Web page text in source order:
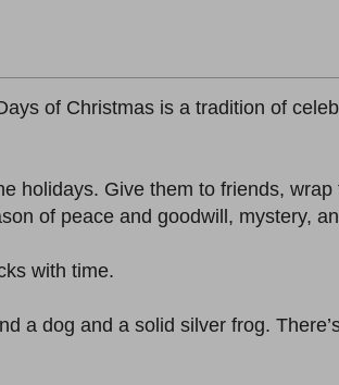
of Christmas is a tradition of
holidays. Give them to friends,
of peace and goodwill, mystery,
with time.
a dog and a solid silver frog.